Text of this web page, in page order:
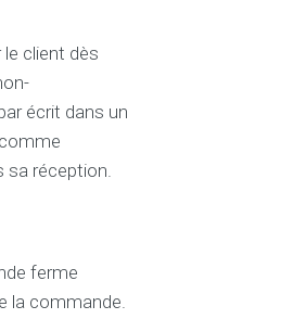
client dès
écrit dans un
sa réception.
ferme
la commande.